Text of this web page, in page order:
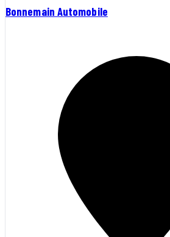
Bonnemain Automobile